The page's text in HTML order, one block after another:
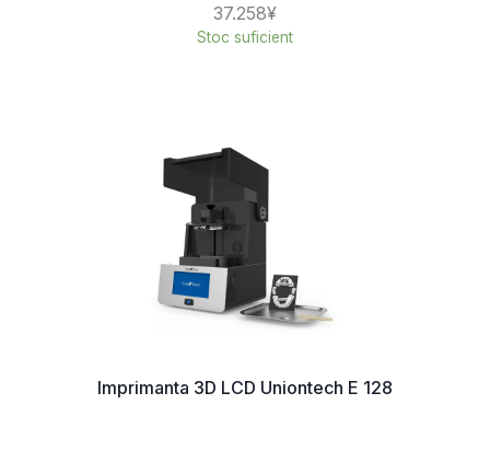
37.258¥
Stoc suficient
Imprimanta 3D LCD Uniontech E 128